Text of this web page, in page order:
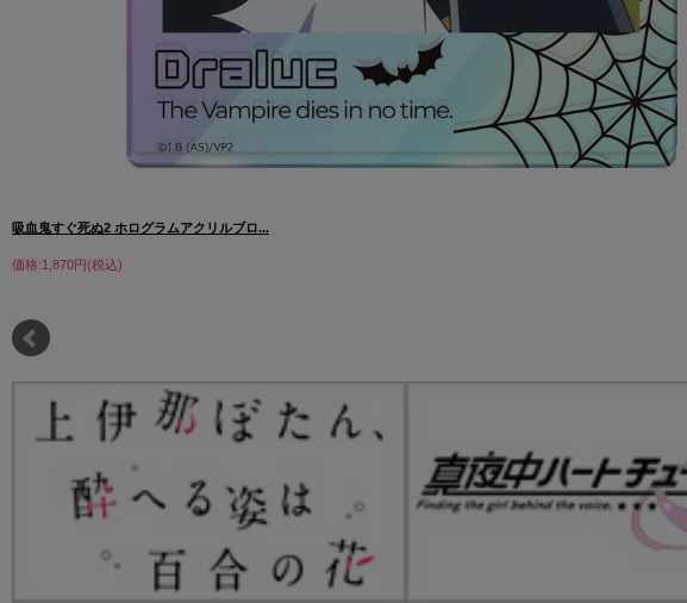
吸血鬼すぐ死ぬ2 ホログラムアクリルブロ...
価格:1,870円(税込)